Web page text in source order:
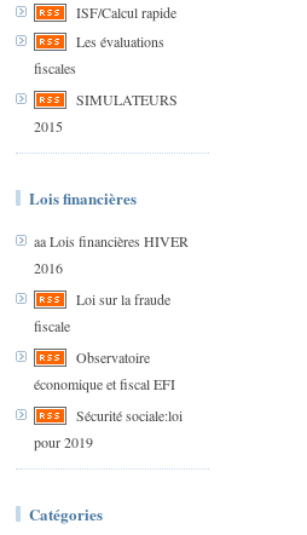
ISF/Calcul rapide
Les évaluations
fiscales
SIMULATEURS
2015
Lois financières
aa Lois financières HIVER
2016
Loi sur la fraude
fiscale
Observatoire
économique et fiscal EFI
Sécurité sociale:loi
pour 2019
Catégories